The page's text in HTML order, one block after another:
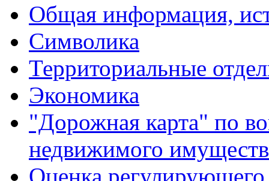
Общая информация,
Символика
Территориальные
Экономика
"Дорожная карта" по
недвижимого
Оценка регулирующего